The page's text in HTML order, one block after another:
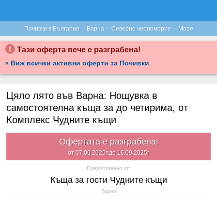
Почивки в България · Варна · Северно черноморие · Море
Тази оферта вече е разграбена!
» Виж всички активни оферти за Почивки
Цяло лято във Варна: Нощувка в
самостоятелна къща за до четирима, от
Комплекс Чудните къщи
Офертата е разграбена!
от 07.06.2025г до 16.09.2025г
Предоставено от:
Къща за гости Чудните къщи
Варна